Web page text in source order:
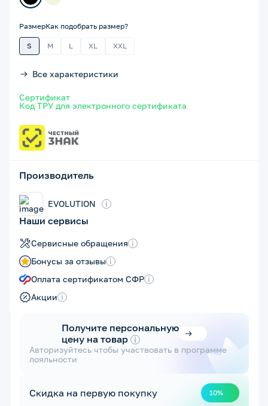
РазмерКак подобрать размер?
S M L XL XXL
Все характеристики
Сертификат
Код ТРУ для электронного сертификата
Производитель
EVOLUTION i
Наши сервисы
Сервисные обращения i
Бонусы за отзывы i
Оплата сертификатом СФР i
Акции i
Получите персональную
цену на товар i
Авторизуйтесь чтобы участвовать в программе
лояльности
Скидка на первую покупку 10%